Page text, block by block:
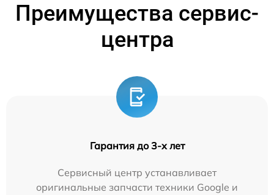
Преимущества сервис-
центра
Гарантия до 3-х лет
Сервисный центр устанавливает
оригинальные запчасти техники Google и